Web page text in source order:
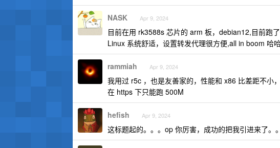
NASK Apr 9, 2024
目前在用 rk3588s 芯片的 arm 板，debian12,目前跑
Linux 系统舒适，设置转发代理很方便,all in boom 哈
rammiah Apr 9, 2024
我用过 r5c ，也是友善家的，性能和 x86 比差距不小
在 https 下只能跑 500M
hefish Apr 9, 2024
这标题起的。。。op 你厉害，成功的把我引进来了。。